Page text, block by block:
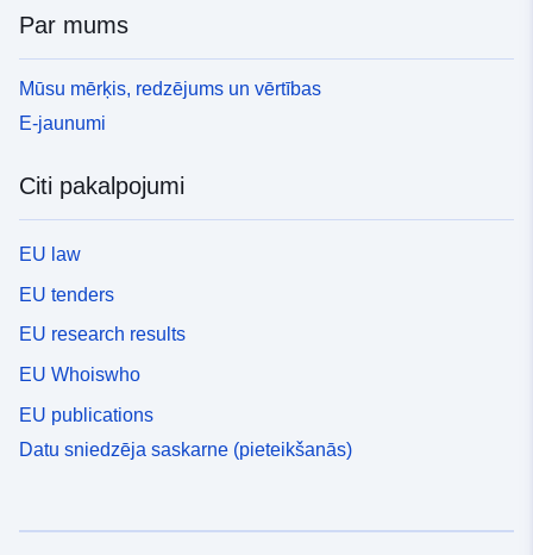
Par mums
Mūsu mērķis, redzējums un vērtības
E-jaunumi
Citi pakalpojumi
EU law
EU tenders
EU research results
EU Whoiswho
EU publications
Datu sniedzēja saskarne (pieteikšanās)